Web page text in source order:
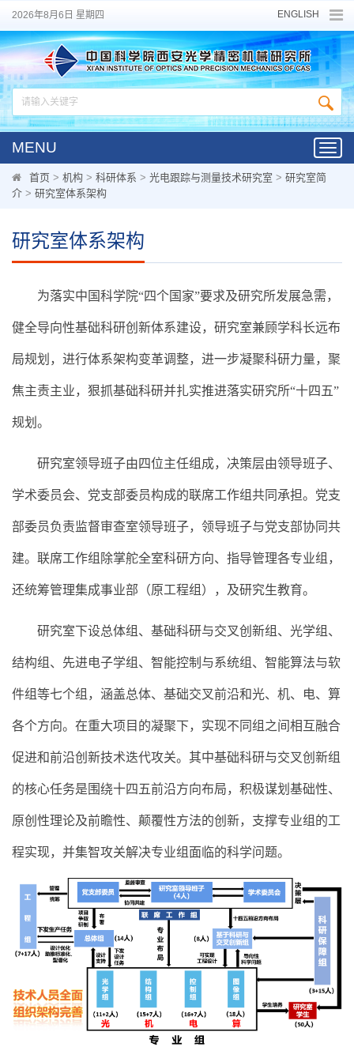
2026年8月6日 星期四 ENGLISH
MENU
首页 > 机构 > 科研体系 > 光电跟踪与测量技术研究室 > 研究室简
介 > 研究室体系架构
研究室体系架构
为落实中国科学院“四个国家”要求及研究所发展急需，
健全导向性基础科研创新体系建设，研究室兼顾学科长远布
局规划，进行体系架构变革调整，进一步凝聚科研力量，聚
焦主责主业，狠抓基础科研并扎实推进落实研究所“十四五”
规划。
研究室领导班子由四位主任组成，决策层由领导班子、
学术委员会、党支部委员构成的联席工作组共同承担。党支
部委员负责监督审查室领导班子，领导班子与党支部协同共
建。联席工作组除掌舵全室科研方向、指导管理各专业组，
还统筹管理集成事业部（原工程组），及研究生教育。
研究室下设总体组、基础科研与交叉创新组、光学组、
结构组、先进电子学组、智能控制与系统组、智能算法与软
件组等七个组，涵盖总体、基础交叉前沿和光、 机、电、算
各个方向。在重大项目的凝聚下，实现不同组之间相互融合
促进和前沿创新技术迭代攻关。其中基础科研与交叉创新组
的核心任务是围绕十四五前沿方向布局，积极谋划基础性、
原创性理论及前瞻性、颠覆性方法的创新，支撑专业组的工
程实现，并集智攻关解决专业组面临的科学问题。